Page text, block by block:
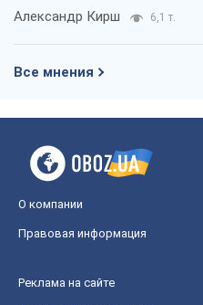
Александр Кирш 6,1 т.
Все мнения
О компании
Правовая информация
Реклама на сайте